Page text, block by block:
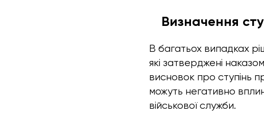
Визначення
В багатьох випадках
які затверджені
висновок про ступінь
можуть негативно
військової служби.